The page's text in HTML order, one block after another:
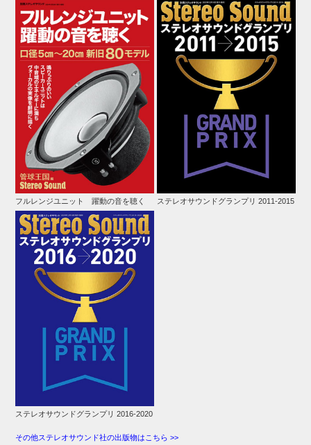
フルレンジユニット 躍動の音を聴く ステレオサウンドグランプリ 2011-2015
ステレオサウンドグランプリ 2016-2020
その他ステレオサウンド社の出版物はこちら >>